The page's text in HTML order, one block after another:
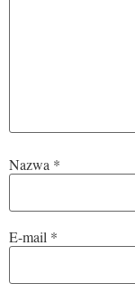
Nazwa *
E-mail *